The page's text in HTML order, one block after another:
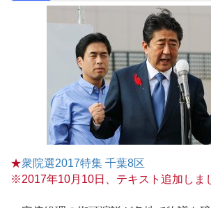
★衆院選2017特集 千葉8区
※2017年10月10日、テキスト追加しま